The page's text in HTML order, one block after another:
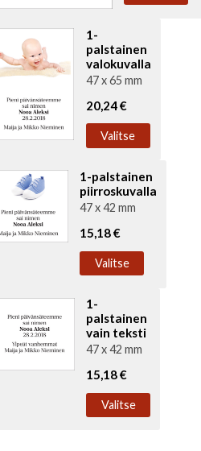
1-
palstainen
valokuvalla
47 x 65 mm
20,24 €
Valitse
1-palstainen
piirroskuvalla
47 x 42 mm
15,18 €
Valitse
1-
palstainen
vain teksti
47 x 42 mm
15,18 €
Valitse